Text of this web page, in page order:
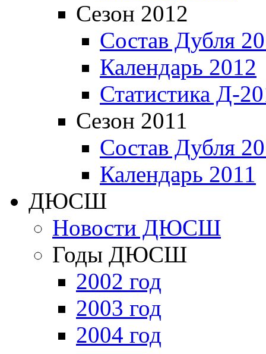
Сезон 2012
Состав Дубля
Календарь 2012
Статистика Д-
Сезон 2011
Состав Дубля
Календарь 2011
ДЮСШ
Новости ДЮСШ
Годы ДЮСШ
2002 год
2003 год
2004 год